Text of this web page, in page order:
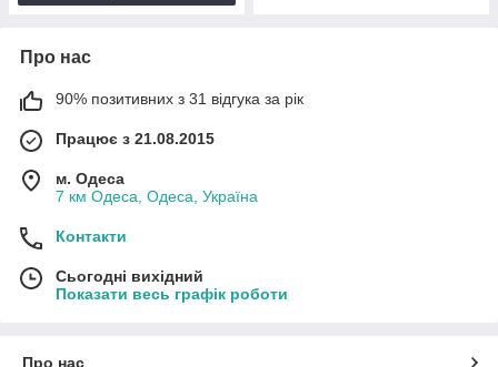
Про нас
90% позитивних з 31 відгука за рік
Працює з 21.08.2015
м. Одеса
7 км Одеса, Одеса, Україна
Контакти
Сьогодні вихідний
Показати весь графік роботи
Про нас